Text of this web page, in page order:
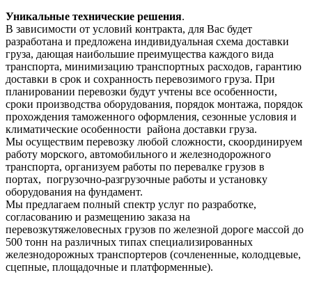
Уникальные технические решения.
В зависимости от условий контракта, для Вас будет
разработана и предложена индивидуальная схема доставки
груза, дающая наибольшие преимущества каждого вида
транспорта, минимизацию транспортных расходов, гарантию
доставки в срок и сохранность перевозимого груза. При
планировании перевозки будут учтены все особенности,
сроки производства оборудования, порядок монтажа, порядок
прохождения таможенного оформления, сезонные условия и
климатические особенности района доставки груза.
Мы осуществим перевозку любой сложности, скоординируем
работу морского, автомобильного и железнодорожного
транспорта, организуем работы по перевалке грузов в
портах, погрузочно-разгрузочные работы и установку
оборудования на фундамент.
Мы предлагаем полный спектр услуг по разработке,
согласованию и размещению заказа на
перевозкутяжеловесных грузов по железной дороге массой до
500 тонн на различных типах специализированных
железнодорожных транспортеров (сочлененные, колодцевые,
сцепные, площадочные и платформенные).